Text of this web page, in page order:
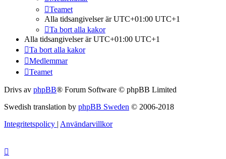
Teamet
Alla tidsangivelser är UTC+01:00 UTC+1
Ta bort alla kakor
Alla tidsangivelser är UTC+01:00 UTC+1
Ta bort alla kakor
Medlemmar
Teamet
Drivs av phpBB® Forum Software © phpBB Limited
Swedish translation by phpBB Sweden © 2006-2018
Integritetspolicy Användarvillkor